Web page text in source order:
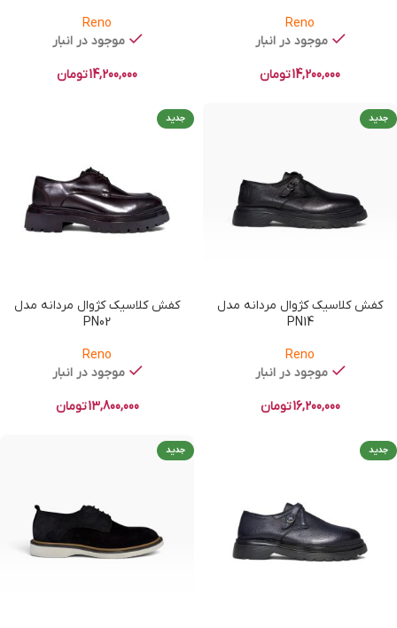
Reno
موجود در انبار
14,200,000تومان
Reno
موجود در انبار
14,200,000تومان
جدید
کفش کلاسیک کژوال مردانه مدل
PN14
Reno
موجود در انبار
16,200,000تومان
جدید
کفش کلاسیک کژوال مردانه مدل
PN02
Reno
موجود در انبار
13,800,000تومان
جدید جدید